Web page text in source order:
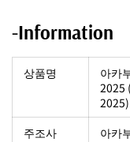
-Information
상품명
아카
2025
2025)
주조사
아카